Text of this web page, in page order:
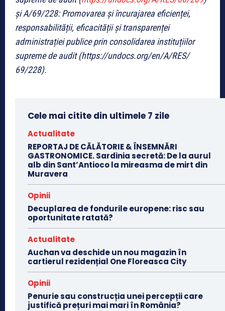
și A/69/228: Promovarea și încurajarea eficienței,
responsabilității, eficacității și transparenței
administrației publice prin consolidarea instituțiilor
supreme de audit (https://undocs.org/en/A/RES/
69/228).
Cele mai citite din ultimele 7 zile
Actualitate
REPORTAJ DE CĂLĂTORIE & ÎNSEMNĂRI
GASTRONOMICE. Sardinia secretă: De la aurul
alb din Sant’Antioco la mireasma de mirt din
Muravera
Opinii
Decuplarea de fondurile europene: risc sau
oportunitate ratată?
Actualitate
Auchan va deschide un nou magazin în
cartierul rezidențial One Floreasca City
Opinii
Penurie sau construcția unei percepții care
justifică prețuri mai mari în România?